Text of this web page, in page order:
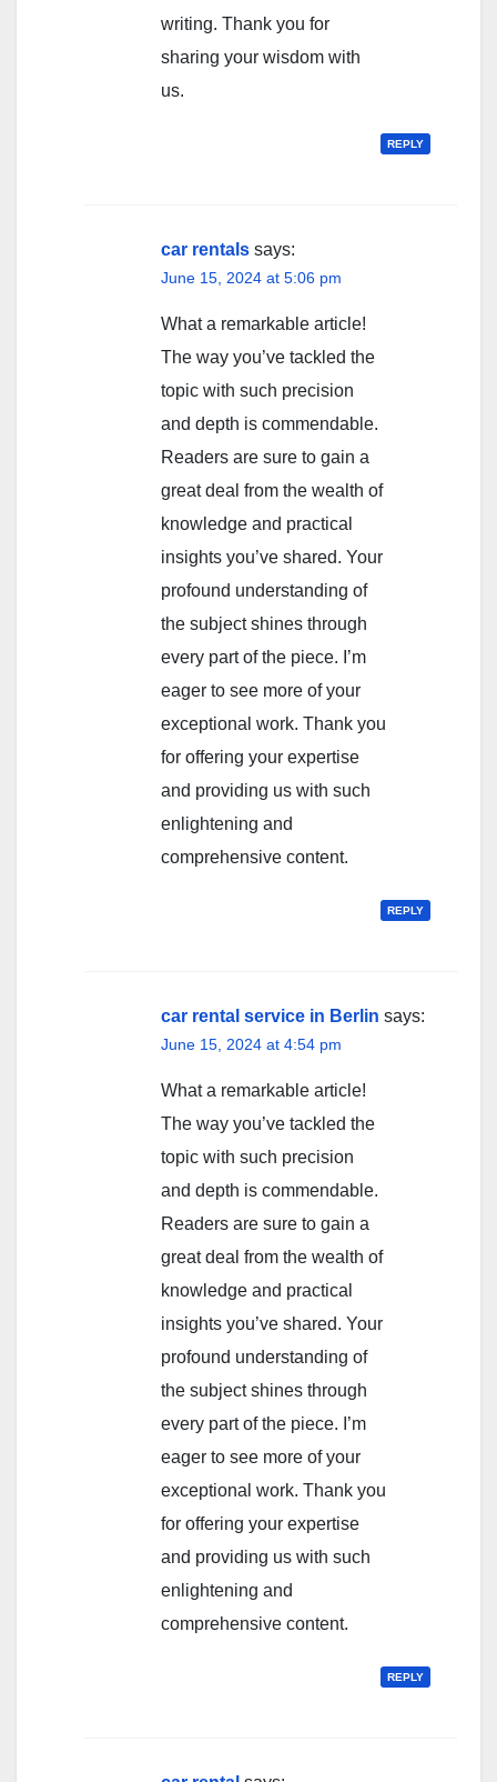
writing. Thank you for
sharing your wisdom with
us.
REPLY
car rentals says:
June 15, 2024 at 5:06 pm
What a remarkable article!
The way you’ve tackled the
topic with such precision
and depth is commendable.
Readers are sure to gain a
great deal from the wealth of
knowledge and practical
insights you’ve shared. Your
profound understanding of
the subject shines through
every part of the piece. I’m
eager to see more of your
exceptional work. Thank you
for offering your expertise
and providing us with such
enlightening and
comprehensive content.
REPLY
car rental service in Berlin says:
June 15, 2024 at 4:54 pm
What a remarkable article!
The way you’ve tackled the
topic with such precision
and depth is commendable.
Readers are sure to gain a
great deal from the wealth of
knowledge and practical
insights you’ve shared. Your
profound understanding of
the subject shines through
every part of the piece. I’m
eager to see more of your
exceptional work. Thank you
for offering your expertise
and providing us with such
enlightening and
comprehensive content.
REPLY